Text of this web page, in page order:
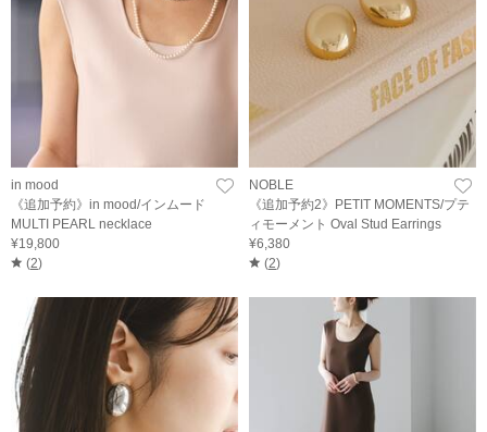
in mood
《追加予約》in mood/インムード
MULTI PEARL necklace
¥19,800
(2)
NOBLE
《追加予約2》PETIT MOMENTS/プテ
ィモーメント Oval Stud Earrings
¥6,380
(2)